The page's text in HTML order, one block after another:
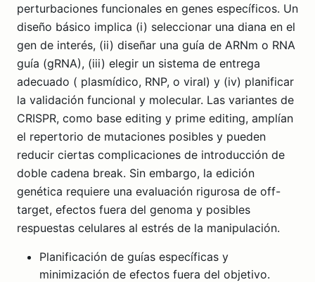
perturbaciones funcionales en genes específicos. Un
diseño básico implica (i) seleccionar una diana en el
gen de interés, (ii) diseñar una guía de ARNm o RNA
guía (gRNA), (iii) elegir un sistema de entrega
adecuado ( plasmídico, RNP, o viral) y (iv) planificar
la validación funcional y molecular. Las variantes de
CRISPR, como base editing y prime editing, amplían
el repertorio de mutaciones posibles y pueden
reducir ciertas complicaciones de introducción de
doble cadena break. Sin embargo, la edición
genética requiere una evaluación rigurosa de off-
target, efectos fuera del genoma y posibles
respuestas celulares al estrés de la manipulación.
Planificación de guías específicas y
minimización de efectos fuera del objetivo.